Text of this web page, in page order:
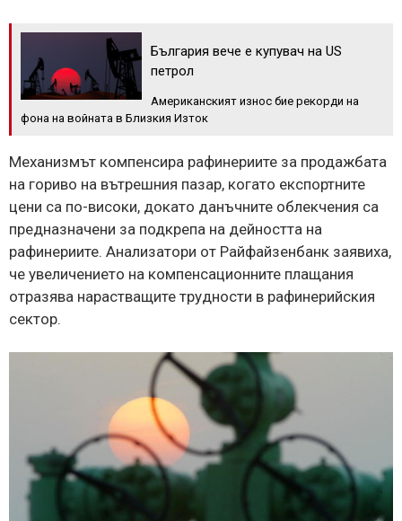
България вече е купувач на US
петрол
Американският износ бие рекорди на
фона на войната в Близкия Изток
Механизмът компенсира рафинериите за продажбата
на гориво на вътрешния пазар, когато експортните
цени са по-високи, докато данъчните облекчения са
предназначени за подкрепа на дейността на
рафинериите. Анализатори от Райфайзенбанк заявиха,
че увеличението на компенсационните плащания
отразява нарастващите трудности в рафинерийския
сектор.